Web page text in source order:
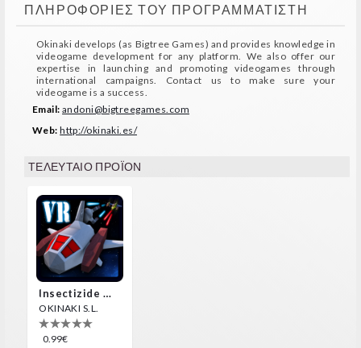
ΠΛΗΡΟΦΟΡΊΕΣ ΤΟΥ ΠΡΟΓΡΑΜΜΑΤΙΣΤΉ
Okinaki develops (as Bigtree Games) and provides knowledge in
videogame development for any platform. We also offer our
expertise in launching and promoting videogames through
international campaigns. Contact us to make sure your
videogame is a success.
Email:andoni@bigtreegames.com
Web:http://okinaki.es/
ΤΕΛΕΥΤΑΊΟ ΠΡΟΪΌΝ
Insectizide Wars VR
OKINAKI S.L.
0.99€